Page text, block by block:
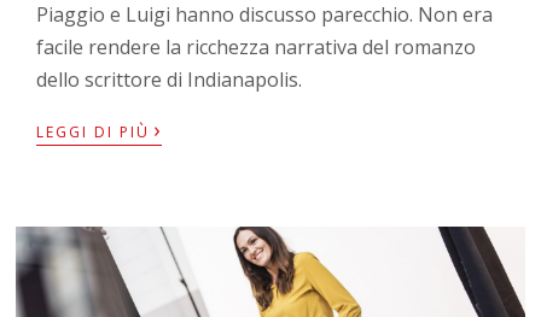
Piaggio e Luigi hanno discusso parecchio. Non era
facile rendere la ricchezza narrativa del romanzo
dello scrittore di Indianapolis.
LEGGI DI PIÙ ›